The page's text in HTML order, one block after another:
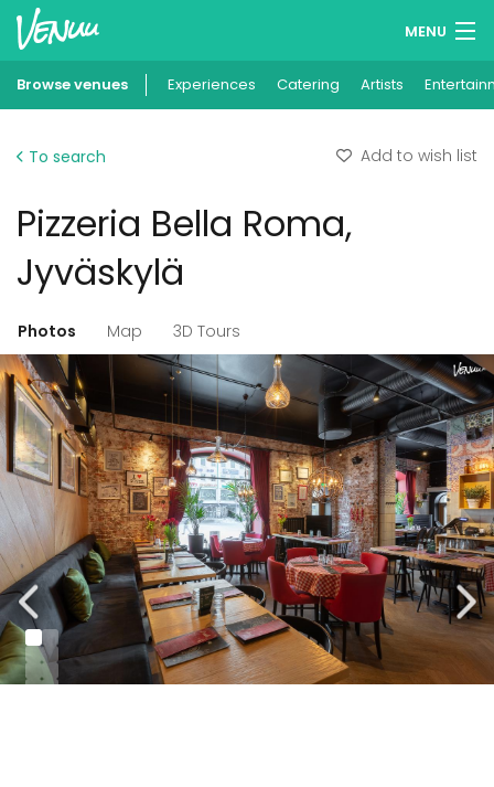
MENU
Wish lists
Add your venue
Browse venues Experiences Catering Artists
To search Add to wish list
Pizzeria Bella Roma,
Jyväskylä
Photos Map 3D Tours